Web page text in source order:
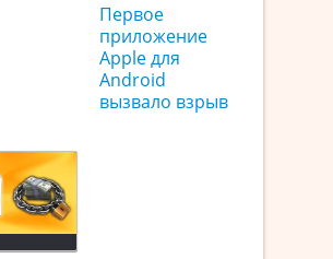
Первое
приложение
Apple для
Android
вызвало взрыв